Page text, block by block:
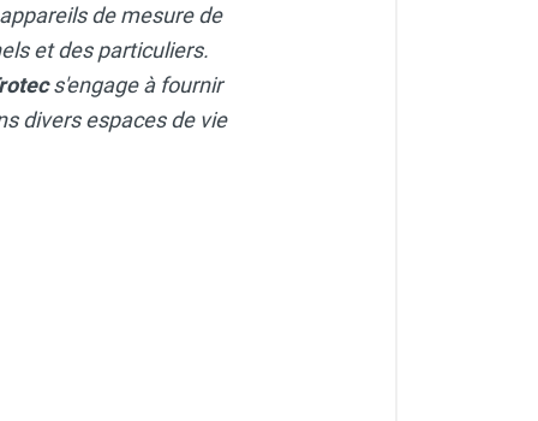
de mesure de
et des particuliers.
s'engage à fournir
divers espaces de vie